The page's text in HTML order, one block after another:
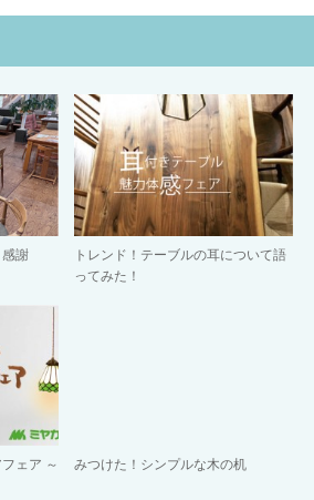
謝
トレンド！テーブルの耳について語
ってみた！
ェア ～
みつけた！シンプルな木の机